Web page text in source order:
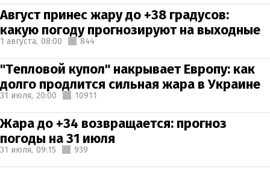
Август принес жару до +38 градусов:
какую погоду прогнозируют на выходные
1 августа, 08:00 844
"Тепловой купол" накрывает Европу: как
долго продлится сильная жара в Украине
31 июля, 20:00 10911
Жара до +34 возвращается: прогноз
погоды на 31 июля
31 июля, 09:15 939